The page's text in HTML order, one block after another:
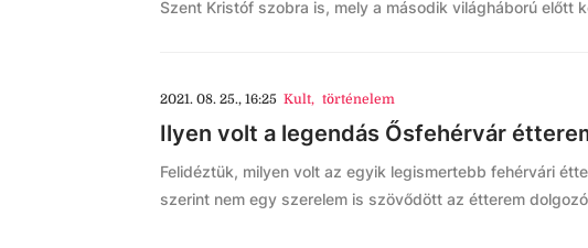
Szent Kristóf szobra is, mely a második világháború előtt
2021. 08. 25., 16:25 Kult, történelem
Ilyen volt a legendás Ősfehérvár
Felidéztük, milyen volt az egyik legismertebb fehérvári
szerint nem egy szerelem is szövődött az étterem